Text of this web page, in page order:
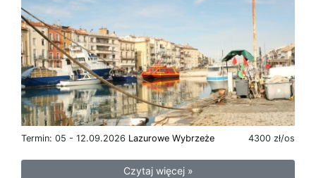
Termin: 05 - 12.09.2026 4300 zł/os
Lazurowe Wybrzeże
Czytaj więcej »